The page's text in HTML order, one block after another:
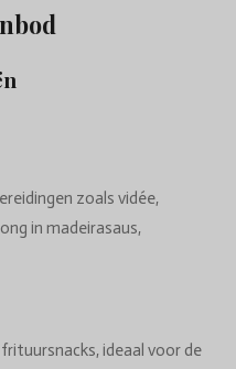
zoals vidée,
in madeirasaus,
ideaal voor de